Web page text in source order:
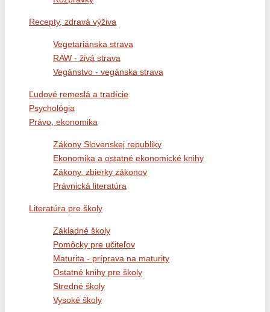
Recepty, zdravá výživa
Vegetariánska strava
RAW - živá strava
Vegánstvo - vegánska strava
Ľudové remeslá a tradície
Psychológia
Právo, ekonomika
Zákony Slovenskej republiky
Ekonomika a ostatné ekonomické knihy
Zákony, zbierky zákonov
Právnická literatúra
Literatúra pre školy
Základné školy
Pomôcky pre učiteľov
Maturita - príprava na maturity
Ostatné knihy pre školy
Stredné školy
Vysoké školy